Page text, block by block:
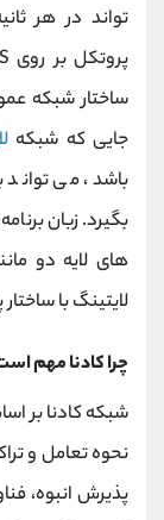
ساختار شبکه
جایی که شبکه
باشد، می
بگیرد. زبان
های لایه دو
لایتینگ با
چرا کادنا مهم
شبکه کادنا بر
نحوه تعامل و
پذیرش انبوه،